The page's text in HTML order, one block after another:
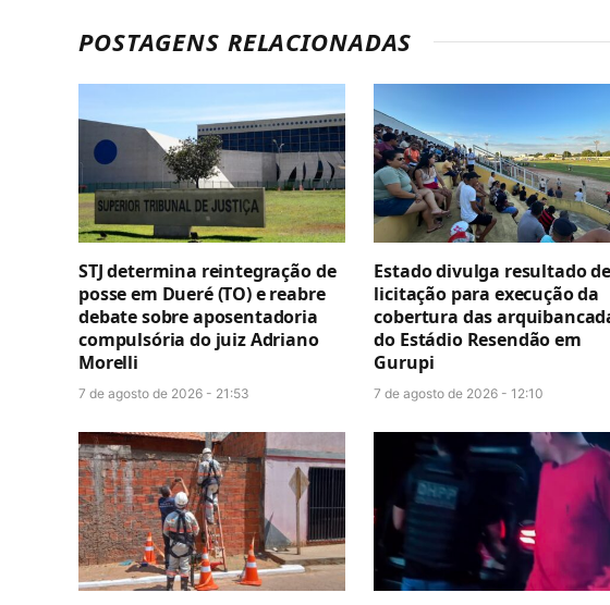
POSTAGENS RELACIONADAS
STJ determina reintegração de
posse em Dueré (TO) e reabre
debate sobre aposentadoria
compulsória do juiz Adriano
Morelli
7 de agosto de 2026 - 21:53
Estado divulga resultado de
licitação para execução da
cobertura das
do Estádio Resendão em
Gurupi
7 de agosto de 2026 - 12:10